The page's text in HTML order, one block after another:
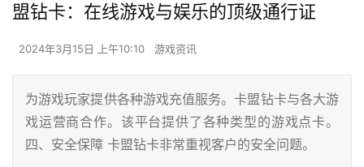
盟钻卡：在线游戏与娱乐的顶级通行证
2024年3月15日 上午10:10 游戏资讯
为游戏玩家提供各种游戏充值服务。卡盟钻卡与各大游
戏运营商合作。该平台提供了各种类型的游戏点卡。
四、安全保障 卡盟钻卡非常重视客户的安全问题。